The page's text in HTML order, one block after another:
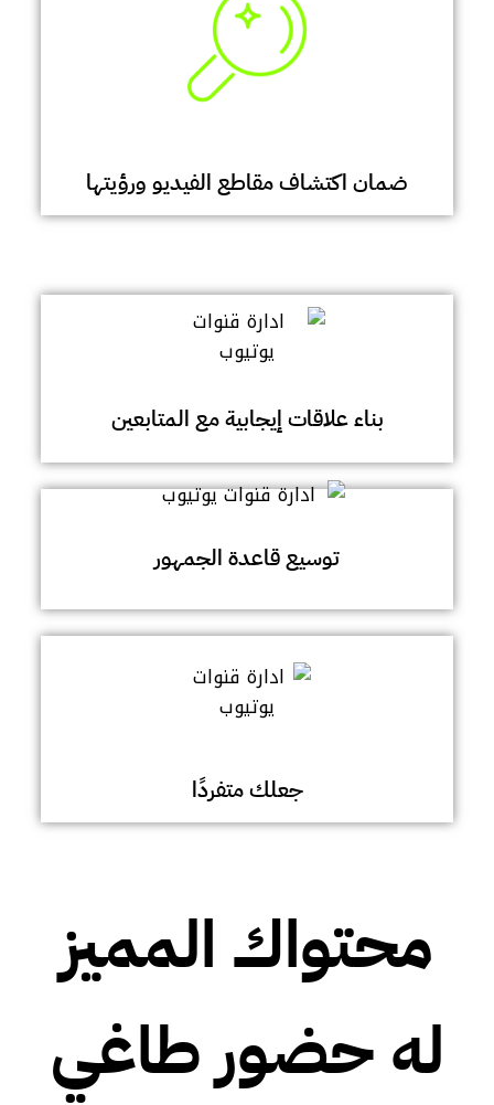
ضمان اكتشاف مقاطع الفيديو ورؤيتها
بناء علاقات إيجابية مع المتابعين
توسيع قاعدة الجمهور
جعلك متفردًا
محتواك المميز
له حضور طاغي